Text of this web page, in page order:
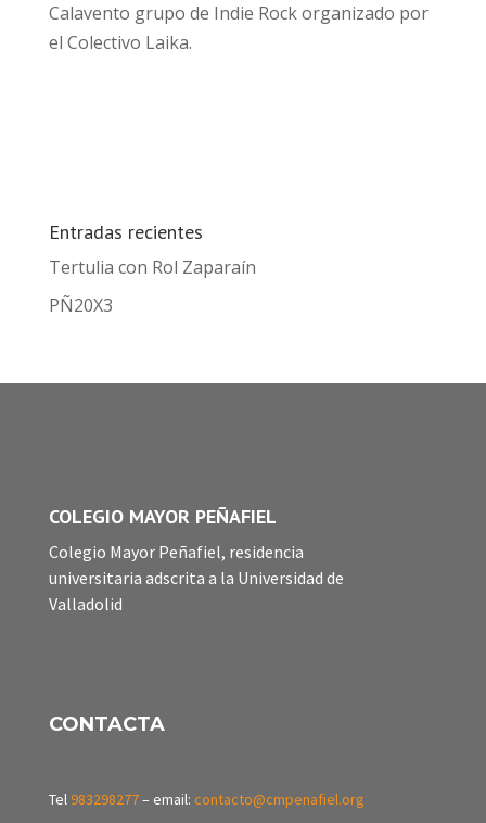
Calavento grupo de Indie Rock organizado por
el Colectivo Laika.
Entradas recientes
Tertulia con Rol Zaparaín
PÑ20X3
COLEGIO MAYOR PEÑAFIEL
Colegio Mayor Peñafiel, residencia
universitaria adscrita a la Universidad de
Valladolid
CONTACTA
Tel 983298277– email: contacto@cmpenafiel.org